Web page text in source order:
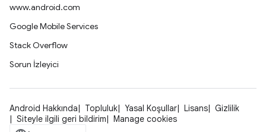
www.android.com
Google Mobile Services
Stack Overflow
Sorun İzleyici
Android Hakkında Topluluk Yasal Koşullar Lisans
Gizlilik
Siteyle ilgili geri bildirim
Manage cookies